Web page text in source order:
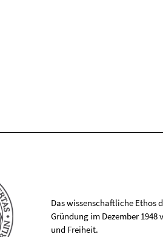
Das wissenschaftliche Ethos
Gründung im Dezember
und Freiheit.